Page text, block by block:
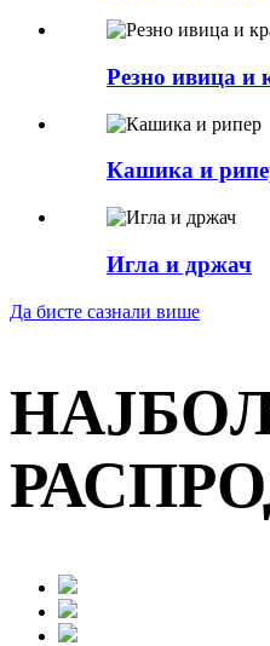
Резно ивица и
Кашика и
Игла и држач
Да бисте сазнали више